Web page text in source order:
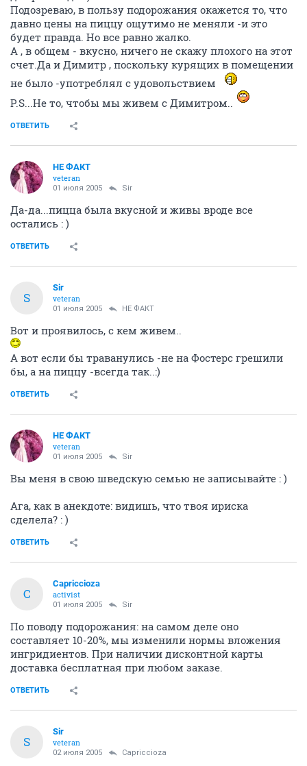
Подозреваю, в пользу подорожания окажется то, что
давно цены на пиццу ощутимо не меняли -и это
будет правда. Но все равно жалко.
А , в общем - вкусно, ничего не скажу плохого на этот
счет.Да и Димитр , поскольку курящих в помещении
не было -употреблял с удовольствием
P.S...Не то, чтобы мы живем с Димитром..
ОТВЕТИТЬ
НЕ ФАКТ
veteran
01 июля 2005 Sir
Да-да...пицца была вкусной и живы вроде все
остались : )
ОТВЕТИТЬ
S
Sir
veteran
01 июля 2005 НЕ ФАКТ
Вот и проявилось, с кем живем..
А вот если бы траванулись -не на Фостерс грешили
бы, а на пиццу -всегда так..:)
ОТВЕТИТЬ
НЕ ФАКТ
veteran
01 июля 2005 Sir
Вы меня в свою шведскую семью не записывайте : )
Ага, как в анекдоте: видишь, что твоя ириска
сделела? : )
ОТВЕТИТЬ
C
Capriccioza
activist
01 июля 2005 Sir
По поводу подорожания: на самом деле оно
составляет 10-20%, мы изменили нормы вложения
ингридиентов. При наличии дисконтной карты
доставка бесплатная при любом заказе.
ОТВЕТИТЬ
S
Sir
veteran
02 июля 2005 Capriccioza